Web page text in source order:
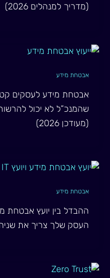
(מדריך למנהלים 2026)
אבטחת מידע
אבטחת מידע לעסקים
שהמנכ”ל לא יכול
(מעודכן 2026)
אבטחת מידע
העסק שלך צריך את